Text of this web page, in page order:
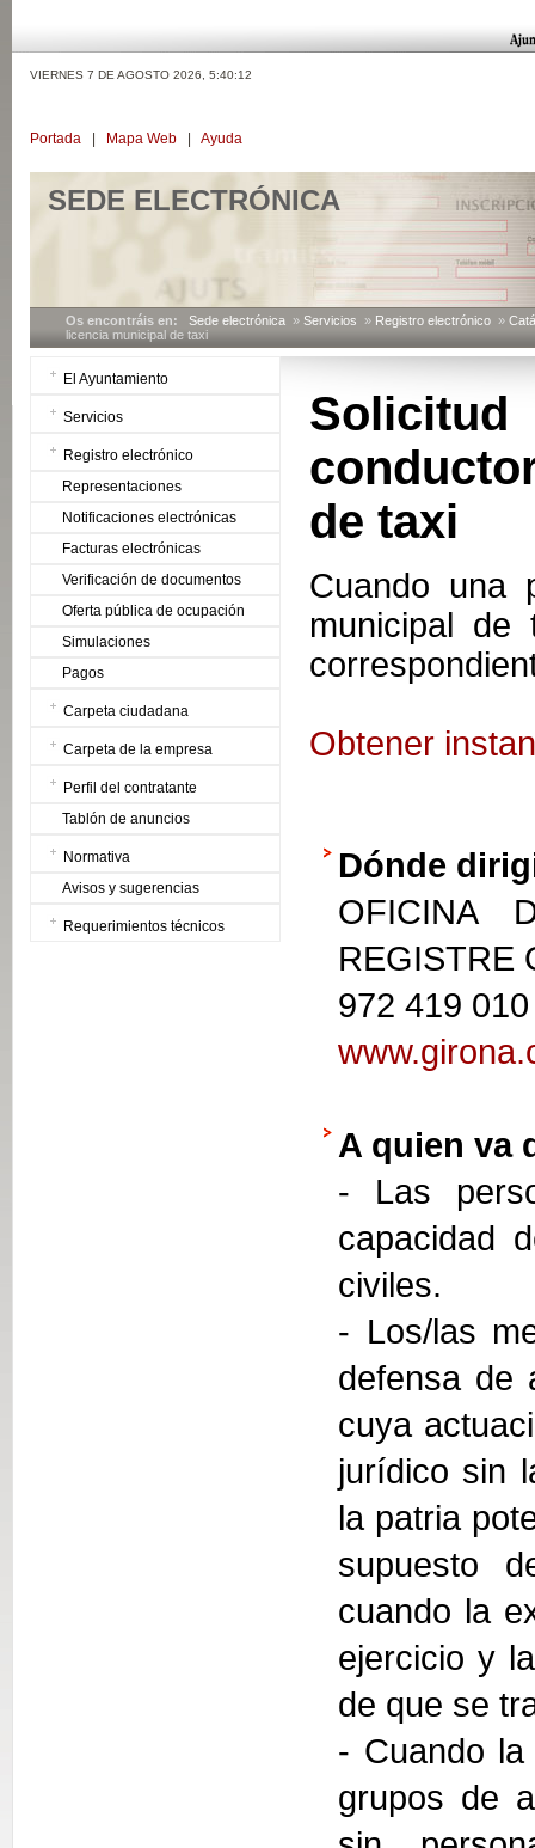
VIERNES 7 DE AGOSTO 2026, 5:40:13
Portada Mapa Web Ayuda
SEDE ELECTRÓNICA
Os encontráis en: Sede electrónica » Servicios » Registro electrónico »
licencia municipal de taxi
El Ayuntamiento
Servicios
Registro electrónico
Representaciones
Notificaciones electrónicas
Facturas electrónicas
Verificación de documentos
Oferta pública de ocupación
Simulaciones
Pagos
Carpeta ciudadana
Carpeta de la empresa
Perfil del contratante
Tablón de anuncios
Normativa
Avisos y sugerencias
Requerimientos técnicos
de taxi
Cuando una
municipal
Obtener
Dónde
OFICINA
REGISTRE
972 419 010
A quien va
- Las
capacidad
civiles.
- Los/las
defensa de
cuya
jurídico sin
la patria
supuesto
cuando la
ejercicio y
de que se
- Cuando
grupos de